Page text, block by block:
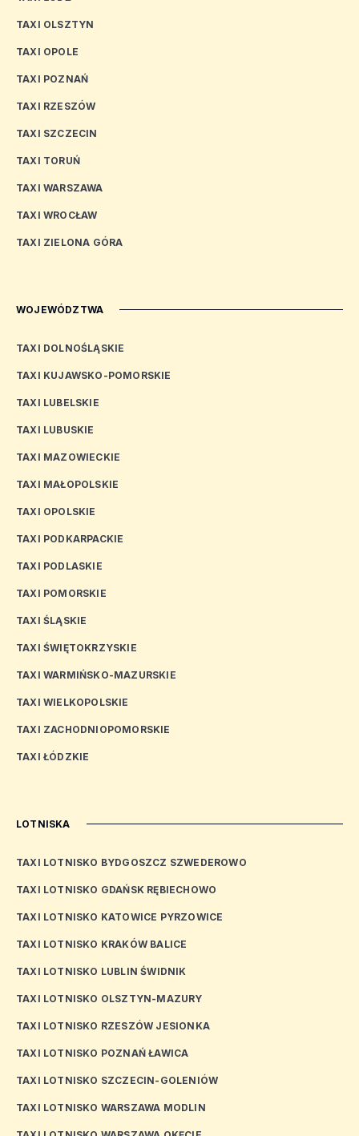
TAXI OLSZTYN
TAXI OPOLE
TAXI POZNAŃ
TAXI RZESZÓW
TAXI SZCZECIN
TAXI TORUŃ
TAXI WARSZAWA
TAXI WROCŁAW
TAXI ZIELONA GÓRA
WOJEWÓDZTWA
TAXI DOLNOŚLĄSKIE
TAXI KUJAWSKO-POMORSKIE
TAXI LUBELSKIE
TAXI LUBUSKIE
TAXI MAZOWIECKIE
TAXI MAŁOPOLSKIE
TAXI OPOLSKIE
TAXI PODKARPACKIE
TAXI PODLASKIE
TAXI POMORSKIE
TAXI ŚLĄSKIE
TAXI ŚWIĘTOKRZYSKIE
TAXI WARMIŃSKO-MAZURSKIE
TAXI WIELKOPOLSKIE
TAXI ZACHODNIOPOMORSKIE
TAXI ŁÓDZKIE
LOTNISKA
TAXI LOTNISKO BYDGOSZCZ SZWEDEROWO
TAXI LOTNISKO GDAŃSK RĘBIECHOWO
TAXI LOTNISKO KATOWICE PYRZOWICE
TAXI LOTNISKO KRAKÓW BALICE
TAXI LOTNISKO LUBLIN ŚWIDNIK
TAXI LOTNISKO OLSZTYN-MAZURY
TAXI LOTNISKO RZESZÓW JESIONKA
TAXI LOTNISKO POZNAŃ ŁAWICA
TAXI LOTNISKO SZCZECIN-GOLENIÓW
TAXI LOTNISKO WARSZAWA MODLIN